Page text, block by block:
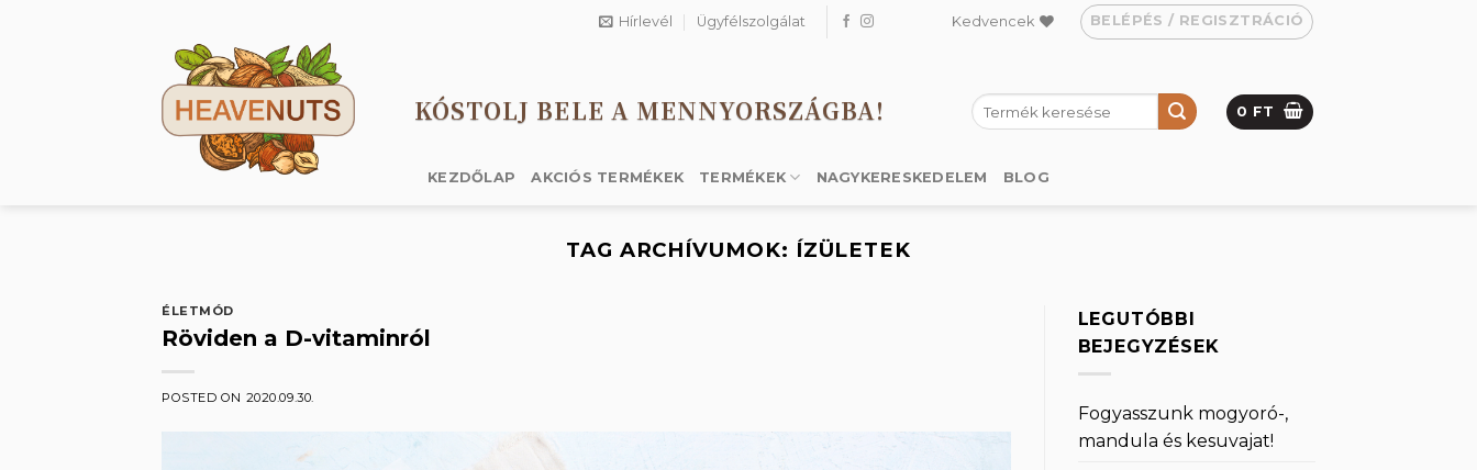
Hírlevél Ügyfélszolgálat Kedvencek BELÉPÉS / REGISZTRÁCIÓ
KÓSTOLJ BELE A MENNYORSZÁGBA!
Keresés
a
0 FT
KEZDŐLAP AKCIÓS TERMÉKEK TERMÉKEK NAGYKERESKEDELEM BLOG
TAG ARCHÍVUMOK: ÍZÜLETEK
ÉLETMÓD
Röviden a D-vitaminról
POSTED ON 2020.09.30.
LEGUTÓBBI
BEJEGYZÉSEK
Fogyasszunk mogyoró-,
mandula és kesuvajat!